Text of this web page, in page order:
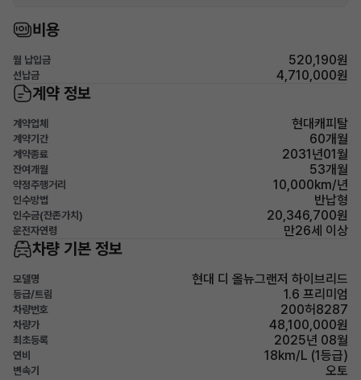
비용
월 납입금 520,190원
선납금 4,710,000원
계약 정보
계약업체 현대캐피탈
계약기간 60개월
계약종료 2031년01월
잔여개월 53개월
약정주행거리 10,000km/년
인수방법 반납형
인수금(잔존가치) 20,346,700원
운전자연령 만26세 이상
차량 기본 정보
모델명 현대 디 올뉴그랜저 하이브리드
등급/트림 1.6 프리미엄
차량번호 200허8287
차량가 48,100,000원
최초등록 2025년 08월
연비 18km/L (1등급)
변속기
오토